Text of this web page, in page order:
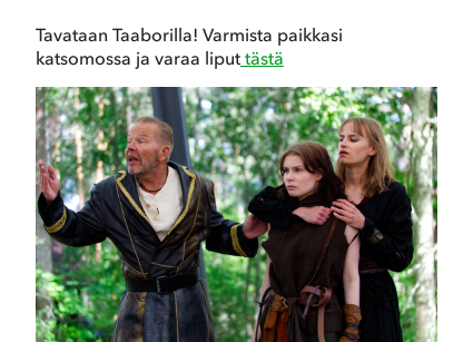
Tavataan Taaborilla! Varmista paikkasi
katsomossa ja varaa liputtästä